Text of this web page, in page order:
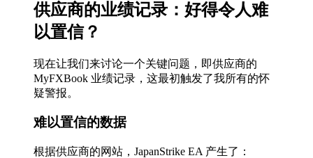
供应商的业绩记录：好得令人难
以置信？
现在让我们来讨论一个关键问题，即供应商的
MyFXBook 业绩记录，这最初触发了我所有的怀
疑警报。
难以置信的数据
根据供应商的网站，JapanStrike EA 产生了：